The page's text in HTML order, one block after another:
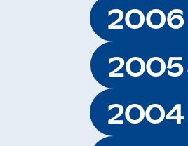
2006
2005
2004